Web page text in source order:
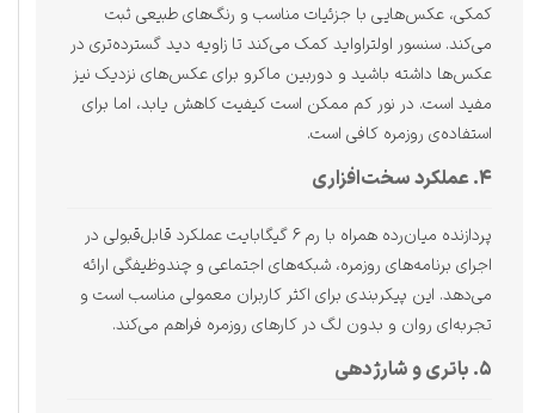
کمکی، عکس‌هایی با جزئیات مناسب و رنگ‌های طبیعی ثبت
می‌کند. سنسور اولتراواید کمک می‌کند تا زاویه دید گسترده‌تری در
عکس‌ها داشته باشید و دوربین ماکرو برای عکس‌های نزدیک نیز
مفید است. در نور کم ممکن است کیفیت کاهش یابد، اما برای
استفاده‌ی روزمره کافی است.
۴. عملکرد سخت‌افزاری
پردازنده میان‌رده همراه با رم ۶ گیگابایت عملکرد قابل‌قبولی در
اجرای برنامه‌های روزمره، شبکه‌های اجتماعی و چندوظیفگی ارائه
می‌دهد. این پیکربندی برای اکثر کاربران معمولی مناسب است و
تجربه‌ای روان و بدون لگ در کارهای روزمره فراهم می‌کند.
۵. باتری و شارژدهی